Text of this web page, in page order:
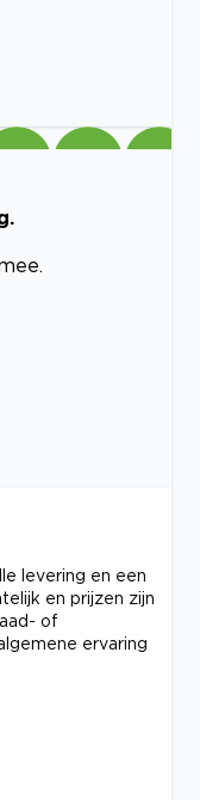
levering en een
en prijzen zijn
of
ervaring